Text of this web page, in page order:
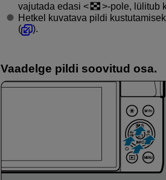
vajutada edasi
-pole, lülitub
Hetkel kuvatava pildi
(
).
Vaadelge pildi soovitud osa.